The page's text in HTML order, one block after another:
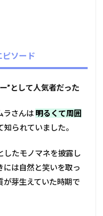
ピソード
”として人気者だった
ラさんは 明るくて周囲
知られていました。
したモノマネを披露し
には自然と笑いを取っ
が芽生えていた時期で